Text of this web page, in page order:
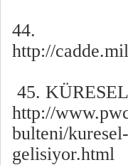
44.
http://
45.
http://
bulteni/
gelisiyor.html